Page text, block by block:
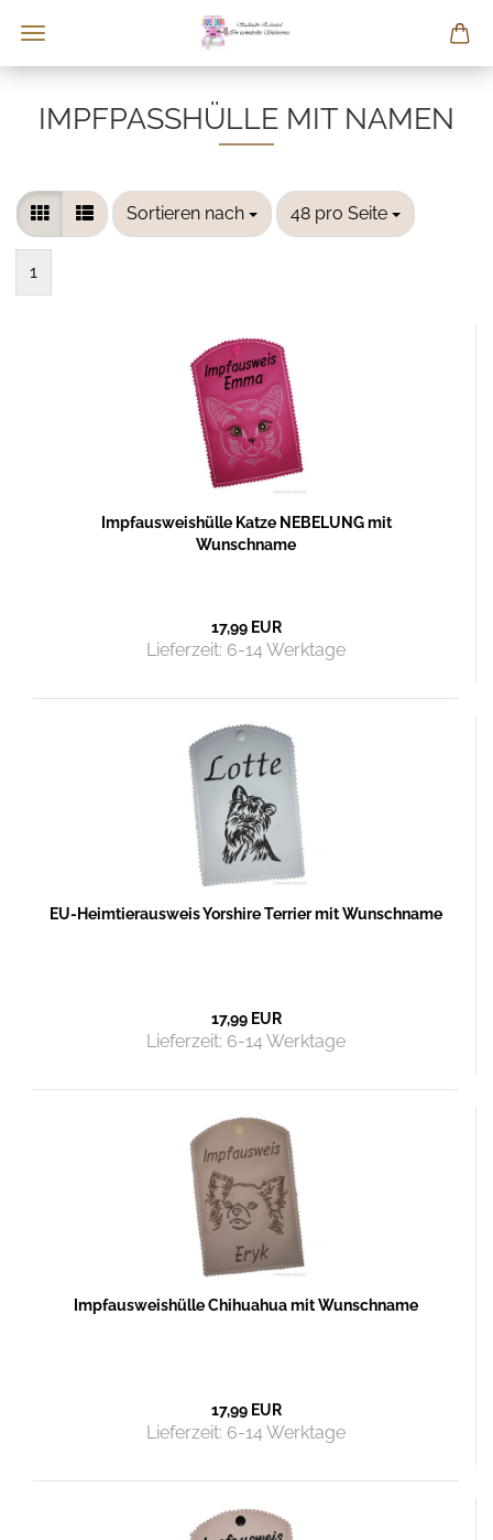
IMPFPASSHÜLLE MIT NAMEN
Sortieren nach
Sortieren nach 48 pro Seite
pro Seite
1
Impfausweishülle Katze NEBELUNG mit
Wunschname
17,99 EUR
Lieferzeit: 6-14 Werktage
EU-Heimtierausweis Yorshire Terrier mit Wunschname
17,99 EUR
Lieferzeit: 6-14 Werktage
Impfausweishülle Chihuahua mit Wunschname
17,99 EUR
Lieferzeit: 6-14 Werktage